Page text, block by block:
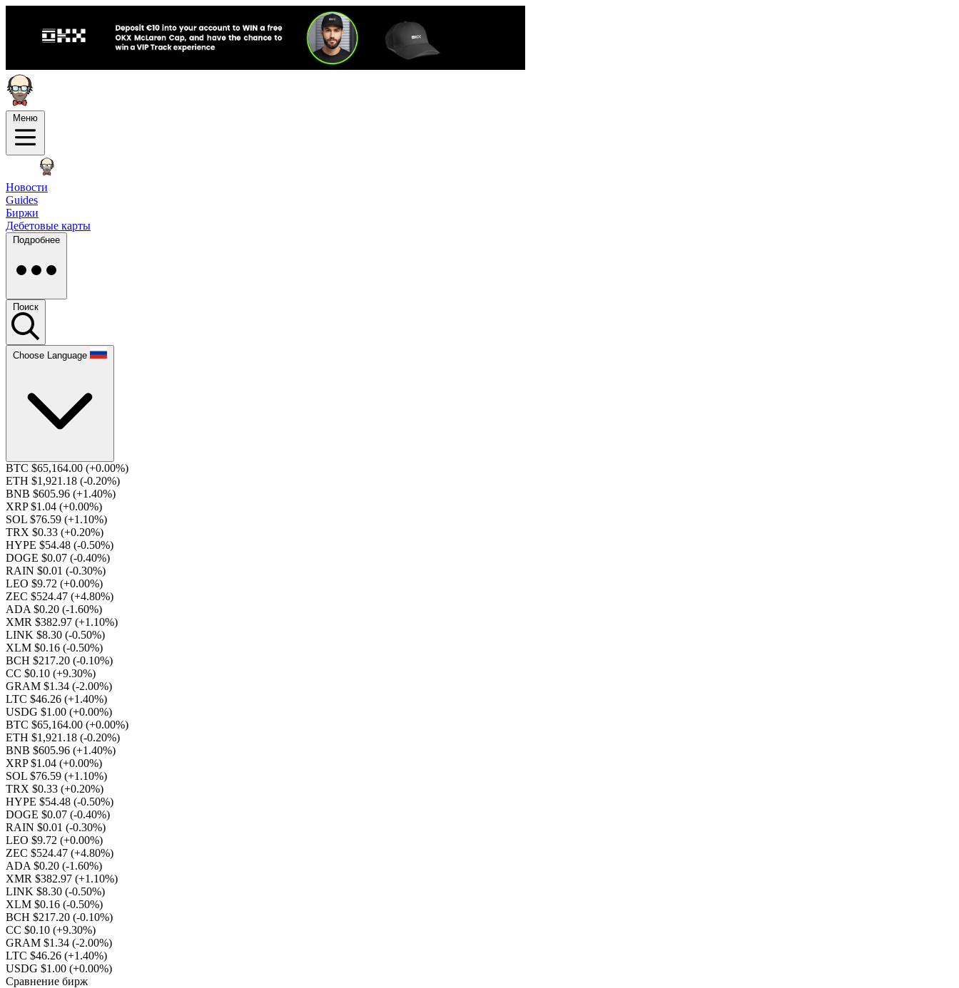
Меню
Новости
Guides
Биржи
Дебетовые карты
Подробнее
Поиск
Choose Language
BTC $65,164.00 (+0.00%)
ETH $1,921.18 (-0.20%)
BNB $605.96 (+1.40%)
XRP $1.04 (+0.00%)
SOL $76.59 (+1.10%)
TRX $0.33 (+0.20%)
HYPE $54.48 (-0.50%)
DOGE $0.07 (-0.40%)
RAIN $0.01 (-0.30%)
LEO $9.72 (+0.00%)
ZEC $524.47 (+4.80%)
ADA $0.20 (-1.60%)
XMR $382.97 (+1.10%)
LINK $8.30 (-0.50%)
XLM $0.16 (-0.50%)
BCH $217.20 (-0.10%)
CC $0.10 (+9.30%)
GRAM $1.34 (-2.00%)
LTC $46.26 (+1.40%)
USDG $1.00 (+0.00%)
BTC $65,164.00 (+0.00%)
ETH $1,921.18 (-0.20%)
BNB $605.96 (+1.40%)
XRP $1.04 (+0.00%)
SOL $76.59 (+1.10%)
TRX $0.33 (+0.20%)
HYPE $54.48 (-0.50%)
DOGE $0.07 (-0.40%)
RAIN $0.01 (-0.30%)
LEO $9.72 (+0.00%)
ZEC $524.47 (+4.80%)
ADA $0.20 (-1.60%)
XMR $382.97 (+1.10%)
LINK $8.30 (-0.50%)
XLM $0.16 (-0.50%)
BCH $217.20 (-0.10%)
CC $0.10 (+9.30%)
GRAM $1.34 (-2.00%)
LTC $46.26 (+1.40%)
USDG $1.00 (+0.00%)
Сравнение бирж